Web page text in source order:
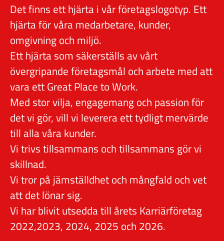
Det finns ett hjärta i vår företagslogotyp. Ett
hjärta för våra medarbetare, kunder,
omgivning och miljö.
Ett hjärta som säkerställs av vårt
övergripande företagsmål och arbete med att
vara ett Great Place to Work.
Med stor vilja, engagemang och passion för
det vi gör, vill vi leverera ett tydligt mervärde
till alla våra kunder.
Vi trivs tillsammans och tillsammans gör vi
skillnad.
Vi tror på jämställdhet och mångfald och vet
att det lönar sig.
Vi har blivit utsedda till årets Karriärföretag
2022,2023, 2024, 2025 och 2026.